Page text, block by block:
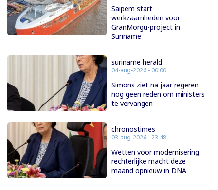
Saipem start
werkzaamheden voor
GranMorgu-project in
Suriname
suriname herald
04-aug-2026 - 00:00
Simons ziet na jaar regeren
nog geen reden om ministers
te vervangen
chronostimes
03-aug-2026 - 23:48
Wetten voor modernisering
rechterlijke macht deze
maand opnieuw in DNA